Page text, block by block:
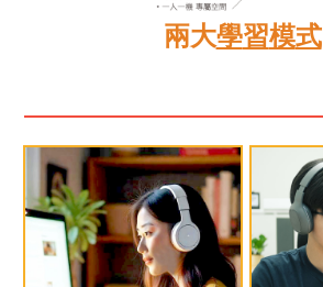
兩大學習模式